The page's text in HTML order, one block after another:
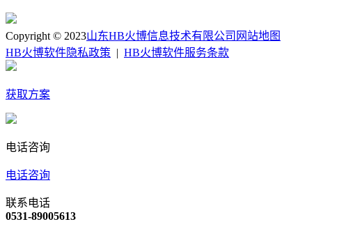
Copyright © 2023山东HB火博信息技术有限公司 网站地图
HB火博软件隐私政策
HB火博软件服务条款
获取方案
电话咨询
电话咨询
联系电话
0531-89005613